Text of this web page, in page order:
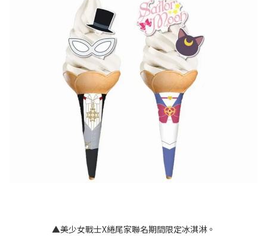
▲美少女戰士X綣尾家聯名期間限定冰淇淋。